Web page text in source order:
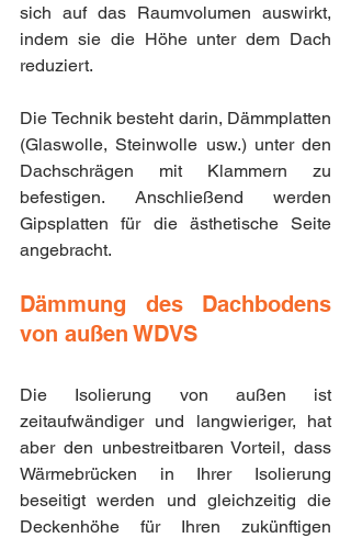
sich auf das Raumvolumen auswirkt,
indem sie die Höhe unter dem Dach
reduziert.
Die Technik besteht darin, Dämmplatten
(Glaswolle, Steinwolle usw.) unter den
Dachschrägen mit Klammern zu
befestigen. Anschließend werden
Gipsplatten für die ästhetische Seite
angebracht.
Dämmung des Dachbodens
von außen WDVS
Die Isolierung von außen ist
zeitaufwändiger und langwieriger, hat
aber den unbestreitbaren Vorteil, dass
Wärmebrücken in Ihrer Isolierung
beseitigt werden und gleichzeitig die
Deckenhöhe für Ihren zukünftigen